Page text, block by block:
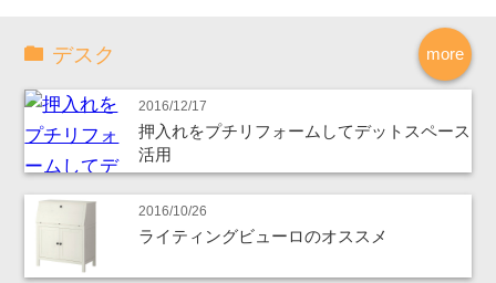
more
デスク
2016/12/17
押入れをプチリフォームしてデットスペース
活用
2016/10/26
ライティングビューロのオススメ